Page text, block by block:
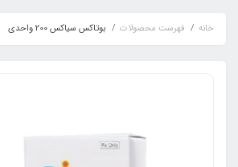
خانه فهرست محصولات بوتاکس سیاکس 200 واحدی